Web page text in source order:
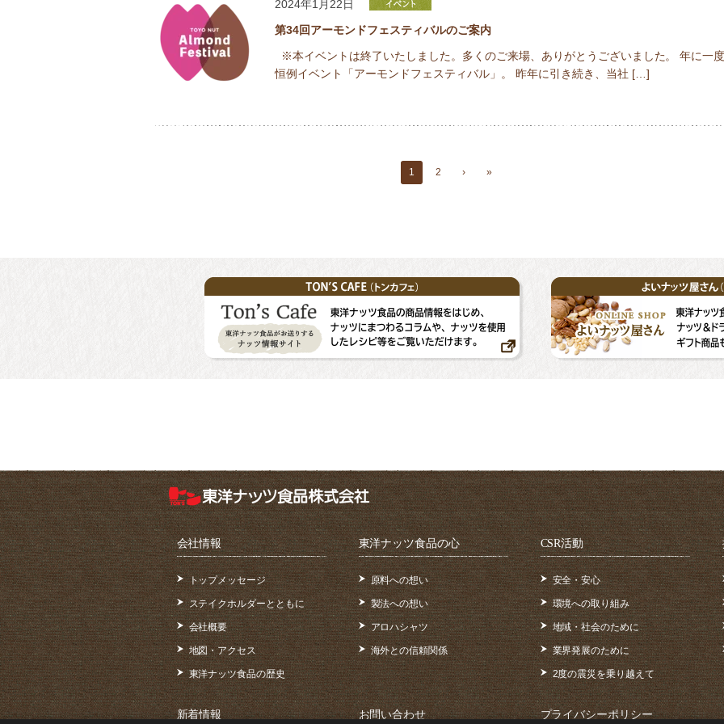
2024年1月22日
第34回アーモンドフェスティバルのご案内
※本イベントは終了いたしました。多くのご来場、ありがとうございました。 年に一
恒例イベント「アーモンドフェスティバル」。 昨年に引き続き、当社 […]
1 2 › »
会社情報
トップメッセージ
ステイクホルダーとともに
会社概要
地図・アクセス
東洋ナッツ食品の歴史
東洋ナッツ食品の心
原料への想い
製法への想い
アロハシャツ
海外との信頼関係
CSR活動
安全・安心
環境への取り組み
地域・社会のために
業界発展のために
2度の震災を乗り越えて
新着情報 お問い合わせ プライバシーポリシー